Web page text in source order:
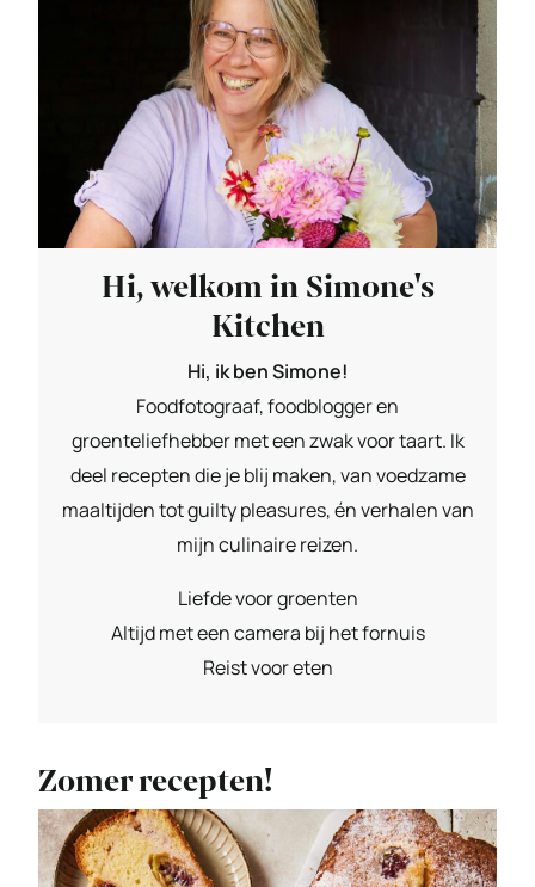
Hi, welkom in Simone's
Kitchen
Hi, ik ben Simone!
Foodfotograaf, foodblogger en
groenteliefhebber met een zwak voor taart. Ik
deel recepten die je blij maken, van voedzame
maaltijden tot guilty pleasures, én verhalen van
mijn culinaire reizen.
Liefde voor groenten
Altijd met een camera bij het fornuis
Reist voor eten
Zomer recepten!